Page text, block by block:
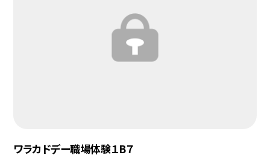
ワラカドデー職場体験１B７